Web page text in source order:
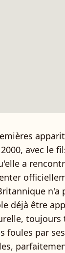
avec le
a
n'a
déjà être
toujours
foules par